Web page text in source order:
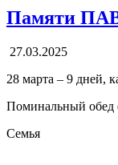
Памяти
27.03.2025
28 марта – 9
Поминальный обед
Семья